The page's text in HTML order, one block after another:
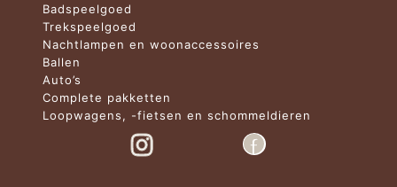
Badspeelgoed
Trekspeelgoed
Nachtlampen en woonaccessoires
Ballen
Auto’s
Complete pakketten
Loopwagens, -fietsen en schommeldieren